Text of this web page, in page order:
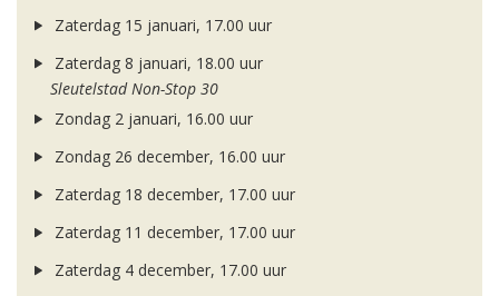
Zaterdag 15 januari, 17.00 uur
Zaterdag 8 januari, 18.00 uur
Sleutelstad Non-Stop 30
Zondag 2 januari, 16.00 uur
Zondag 26 december, 16.00 uur
Zaterdag 18 december, 17.00 uur
Zaterdag 11 december, 17.00 uur
Zaterdag 4 december, 17.00 uur